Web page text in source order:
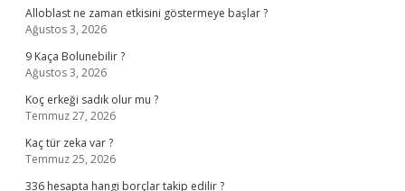
Alloblast ne zaman etkisini göstermeye başlar ?
Ağustos 3, 2026
9 Kaça Bolunebilir ?
Ağustos 3, 2026
Koç erkeği sadık olur mu ?
Temmuz 27, 2026
Kaç tür zeka var ?
Temmuz 25, 2026
336 hesapta hangi borçlar takip edilir ?